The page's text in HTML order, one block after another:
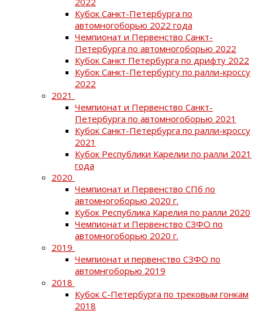
Кубок Санкт-Петербурга по
автомногоборью 2022 года
Чемпионат и Первенство Санкт-
Петербурга по автомногоборью 2022
Кубок Санкт Петербурга по дрифту 2022
Кубок Санкт-Петербургу по ралли-кроссу
2022
2021
Чемпионат и Первенство Санкт-
Петербурга по автомногоборью 2021
Кубок Санкт-Петербурга по ралли-кроссу
2021
Кубок Республики Карелии по ралли 2021
года
2020
Чемпионат и Первенство СПб по
автомногоборью 2020 г.
Кубок Республика Карелия по ралли 2020
Чемпионат и Первенство СЗФО по
автомногоборью 2020 г.
2019
Чемпионат и первенство СЗФО по
автомнгоборью 2019
2018
Кубок С-Петербурга по трековым гонкам
2018